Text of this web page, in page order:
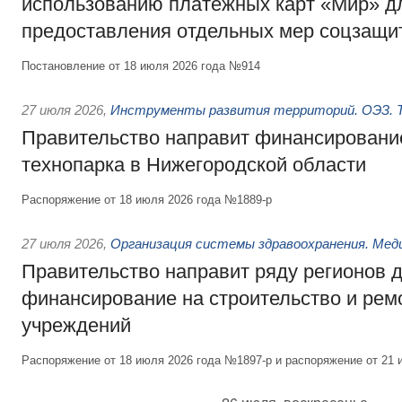
предоставления отдельных мер
Постановление от 18 июля 2026 года №914
27 июля 2026, Инструменты развития территорий. ОЭЗ.
Правительство направит
технопарка в Нижегородской области
Распоряжение от 18 июля 2026 года №1889-р
27 июля 2026, Организация системы здравоохранения.
Правительство направит ряду регионов
финансирование на строительство и
учреждений
Распоряжение от 18 июля 2026 года №1897-р и распоряжение от